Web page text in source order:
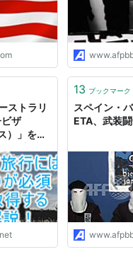
ストラリ
ザ
）」を一
から申
13 ブックマーク
スペイン・
ETA、武装